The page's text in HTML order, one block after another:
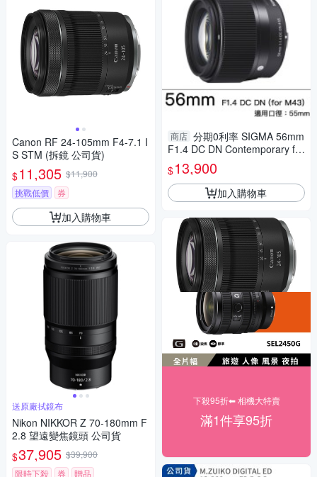
Canon RF 24-105mm F4-7.1 I
S STM (拆鏡 公司貨)
$11,305 $11,900
挑戰低價
券
加入購物車
送原廠拭鏡布
Nikon NIKKOR Z 70-180mm F
2.8 望遠變焦鏡頭 公司貨
$37,905 $39,900
限時下殺
券 贈品
商店 分期0利率 SIGMA 56mm
F1.4 DC DN Contemporary for
M43接環 恆伸公司貨 微單眼 人
像街拍 德寶光學
$13,900
加入購物車
下殺95折⬅︎ 相機大特賣
滿1件享95折